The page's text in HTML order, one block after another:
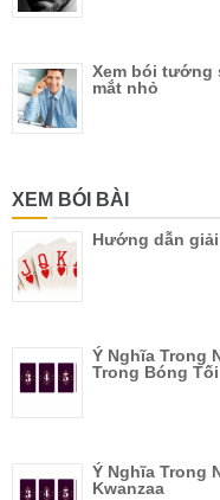
Xem bói tướng
mắt nhỏ
XEM BÓI BÀI
Hướng dẫn
Ý Nghĩa Trong
Trong Bóng Tối
Ý Nghĩa Trong
Kwanzaa